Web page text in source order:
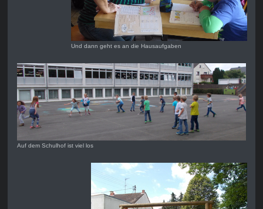
Und dann geht es an die Hausaufgaben
Auf dem Schulhof ist viel los